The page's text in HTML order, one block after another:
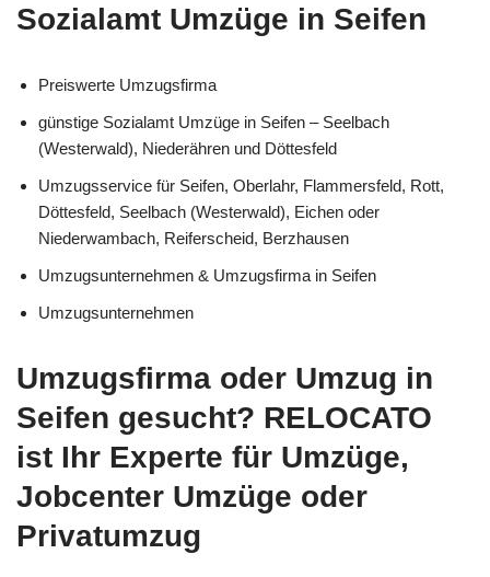
Sozialamt Umzüge in Seifen
Preiswerte Umzugsfirma
günstige Sozialamt Umzüge in Seifen – Seelbach
(Westerwald), Niederähren und Döttesfeld
Umzugsservice für Seifen, Oberlahr, Flammersfeld, Rott,
Döttesfeld, Seelbach (Westerwald), Eichen oder
Niederwambach, Reiferscheid, Berzhausen
Umzugsunternehmen & Umzugsfirma in Seifen
Umzugsunternehmen
Umzugsfirma oder Umzug in
Seifen gesucht? RELOCATO
ist Ihr Experte für Umzüge,
Jobcenter Umzüge oder
Privatumzug